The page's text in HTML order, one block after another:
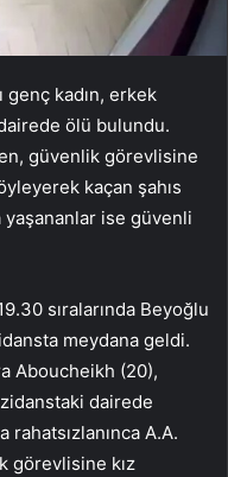
genç kadın, erkek
ölü bulundu.
güvenlik görevlisine
kaçan şahıs
yaşananlar ise güvenli
sıralarında Beyoğlu
meydana geldi.
Aboucheikh (20),
dairede
A.A.
görevlisine kız